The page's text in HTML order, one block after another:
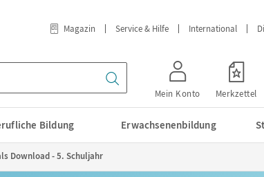
Magazin Service & Hilfe International
Mein Konto Merkzettel
Bildung Erwachsenenbildung
Download - 5. Schuljahr